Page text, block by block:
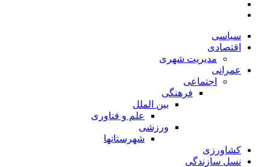
سیاسی
اقتصادی
مدیریت شهری
عمرانی
اجتماعی
فرهنگی
بین الملل
علم و فناوری
ورزشی
شهرستانها
کشاورزی
نسل سازندگی